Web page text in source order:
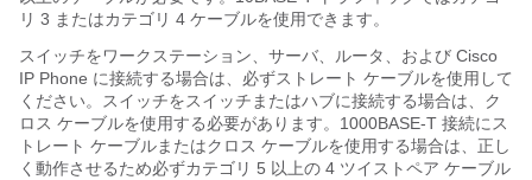
リ 3 またはカテゴリ 4 ケーブルを使用できます。
スイッチをワークステーション、サーバ、ルータ、および Cisco
IP Phone に接続する場合は、必ずストレート ケーブルを使用して
ください。スイッチをスイッチまたはハブに接続する場合は、ク
ロス ケーブルを使用する必要があります。1000BASE-T 接続にス
トレート ケーブルまたはクロス ケーブルを使用する場合は、正し
く動作させるため必ずカテゴリ 5 以上の 4 ツイストペア ケーブル